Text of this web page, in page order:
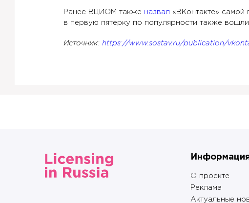
Ранее ВЦИОМ также назвал «ВКонтакте»
в первую пятерку по популярности также
Источник: https://www.sostav.ru/publication/
О проекте
Реклама
Актуальные